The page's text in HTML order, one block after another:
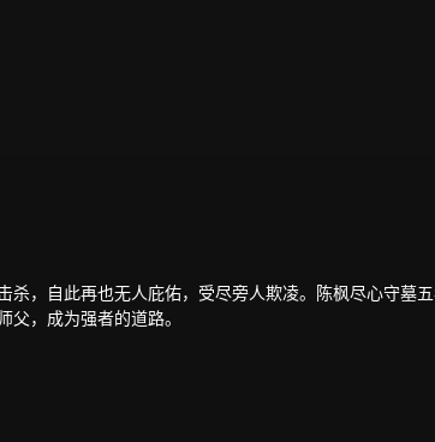
，自此再也无人庇佑，受尽旁人欺凌。陈枫尽心守墓
，成为强者的道路。